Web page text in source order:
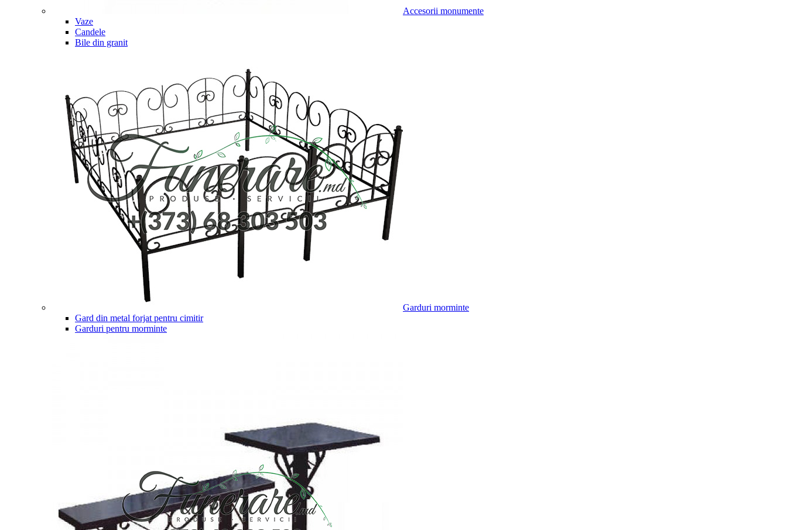
Accesorii monumente
Vaze
Candele
Bile din granit
Garduri morminte
Gard din metal forjat pentru cimitir
Garduri pentru morminte